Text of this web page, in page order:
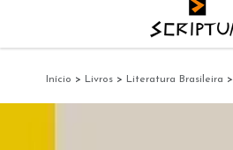
Início > Livros > Literatura Brasileira >